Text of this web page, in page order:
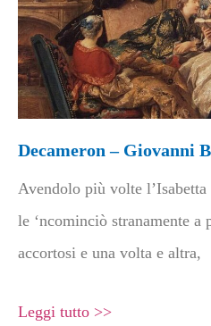
Decameron – Giovanni
Avendolo più volte
le ‘ncominciò stranamente a
accortosi e una volta e altra,
Leggi tutto >>